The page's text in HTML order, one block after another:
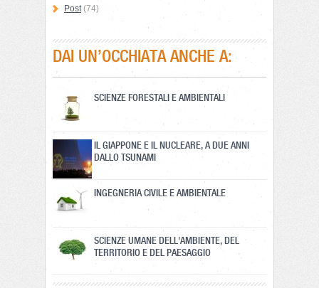
Post(74)
DAI UN’OCCHIATA ANCHE A:
SCIENZE FORESTALI E AMBIENTALI
IL GIAPPONE E IL NUCLEARE, A DUE ANNI
DALLO TSUNAMI
INGEGNERIA CIVILE E AMBIENTALE
SCIENZE UMANE DELL'AMBIENTE, DEL
TERRITORIO E DEL PAESAGGIO